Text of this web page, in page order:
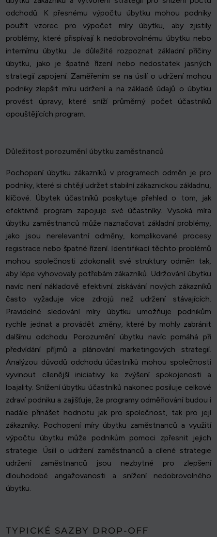
odchodů. K přesnému výpočtu úbytku mohou podniky
použít vzorec pro výpočet míry úbytku, aby zjistily
problémy, které přispívají k nedobrovolnému úbytku nebo
internímu úbytku. Je důležité rozpoznat základní příčiny
úbytku, jako je špatné řízení nebo nedostatek jasných
strategií zapojení. Zaměřením se na úsilí o udržení mohou
podniky zlepšit míru udržení a na základě údajů o úbytku
provést úpravy, které sníží průměrný počet účastníků
opouštějících program.
Důležitost porozumění úbytku zaměstnanců
Pochopení úbytku zákazníků v programech odměn je pro
podniky, které si chtějí udržet stabilní zákaznickou základnu,
klíčové. Úbytek účastníků poskytuje přehled o tom, jak
efektivně program zapojuje své účastníky. Vysoká míra
úbytku zaměstnanců může naznačovat základní problémy,
jako jsou nerelevantní odměny, komplikované procesy
registrace nebo špatné řízení. Identifikací těchto problémů
mohou společnosti zdokonalit své struktury odměn tak,
aby lépe vyhovovaly potřebám zákazníků. Udržování úbytku
navíc není nákladově efektivní; získávání nových zákazníků
často vyžaduje více zdrojů než udržení stávajících.
Pravidelné sledování míry úbytku umožňuje podnikům
rychle jednat a provádět změny, které by mohly zabránit
dalšímu odchodu. Porozumění úbytku navíc pomáhá při
předvídání příjmů a plánování marketingových strategií.
Analýzou důvodů odchodu účastníků mohou společnosti
vyvinout cílenější iniciativy ke zvýšení spokojenosti a
loajality. Snížení úbytku účastníků nakonec posiluje celkové
zdraví podniku a zajišťuje, že programy odměňování budou i
nadále přinášet hodnotu jak pro společnost, tak pro její
zákazníky. Pochopení míry úbytku zaměstnanců a využití
výpočtu úbytku může podnikům pomoci zpřesnit jejich
strategie. Úsilí o udržení zaměstnanců a cílené strategie
udržení zaměstnanců jsou nezbytné pro zlepšení
dlouhodobé angažovanosti a snížení nedobrovolného
úbytku.
TYPICKÉ SAZBY DROP-OFF